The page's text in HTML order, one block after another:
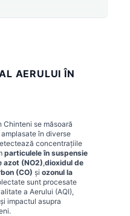
AERULUI ÎN
Chinteni se măsoară
în diverse
concentrațiile
particulele în suspensie
azot (NO2),dioxidul de
(CO) și ozonul la
sunt procesate
a Aerului (AQI),
impactul asupra
.